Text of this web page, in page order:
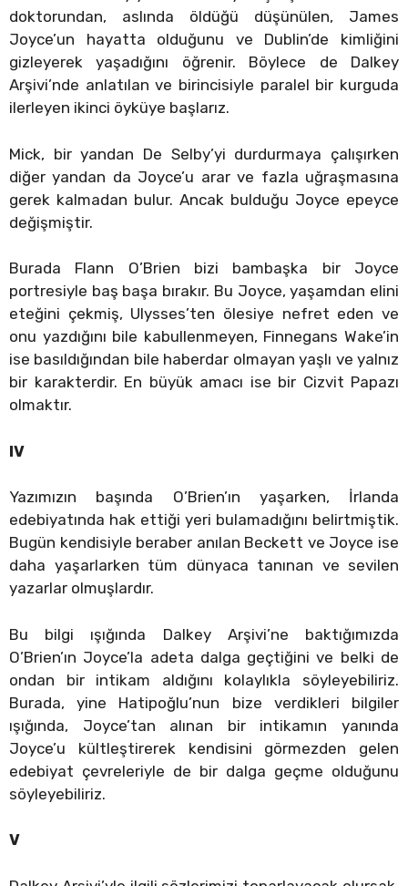
doktorundan, aslında öldüğü düşünülen, James
Joyce’un hayatta olduğunu ve Dublin’de kimliğini
gizleyerek yaşadığını öğrenir. Böylece de Dalkey
Arşivi’nde anlatılan ve birincisiyle paralel bir kurguda
ilerleyen ikinci öyküye başlarız.
Mick, bir yandan De Selby’yi durdurmaya çalışırken
diğer yandan da Joyce’u arar ve fazla uğraşmasına
gerek kalmadan bulur. Ancak bulduğu Joyce epeyce
değişmiştir.
Burada Flann O’Brien bizi bambaşka bir Joyce
portresiyle baş başa bırakır. Bu Joyce, yaşamdan elini
eteğini çekmiş, Ulysses’ten ölesiye nefret eden ve
onu yazdığını bile kabullenmeyen, Finnegans Wake’in
ise basıldığından bile haberdar olmayan yaşlı ve yalnız
bir karakterdir. En büyük amacı ise bir Cizvit Papazı
olmaktır.
IV
Yazımızın başında O’Brien’ın yaşarken, İrlanda
edebiyatında hak ettiği yeri bulamadığını belirtmiştik.
Bugün kendisiyle beraber anılan Beckett ve Joyce ise
daha yaşarlarken tüm dünyaca tanınan ve sevilen
yazarlar olmuşlardır.
Bu bilgi ışığında Dalkey Arşivi’ne baktığımızda
O’Brien’ın Joyce’la adeta dalga geçtiğini ve belki de
ondan bir intikam aldığını kolaylıkla söyleyebiliriz.
Burada, yine Hatipoğlu’nun bize verdikleri bilgiler
ışığında, Joyce’tan alınan bir intikamın yanında
Joyce’u kültleştirerek kendisini görmezden gelen
edebiyat çevreleriyle de bir dalga geçme olduğunu
söyleyebiliriz.
V